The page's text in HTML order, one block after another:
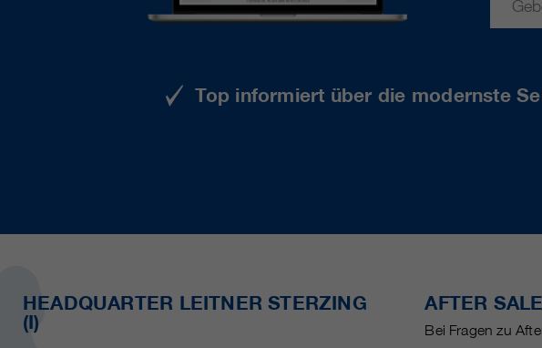
Top informiert über die modernste
HEADQUARTER LEITNER STERZING
(I)
AFTER
Bei Fragen zu